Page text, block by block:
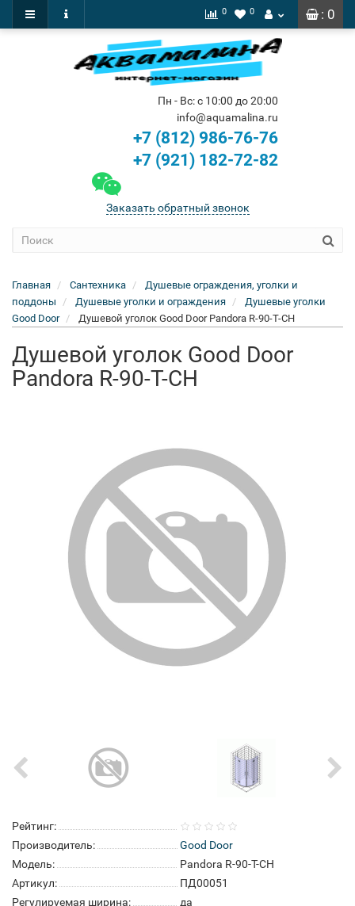
: 0
0 0
Пн - Вс: с 10:00 до 20:00
info@aquamalina.ru
+7 (812) 986-76-76
+7 (921) 182-72-82
Заказать обратный звонок
Главная Сантехника
Душевые ограждения, уголки и
поддоны
Душевые уголки и ограждения
Душевые уголки
Good Door
Душевой уголок Good Door Pandora R-90-T-CH
Душевой уголок Good Door
Pandora R-90-T-CH
Рейтинг:
Производитель:
Good Door
Модель:
Pandora R-90-T-CH
Артикул:
ПД00051
Регулируемая ширина:
да